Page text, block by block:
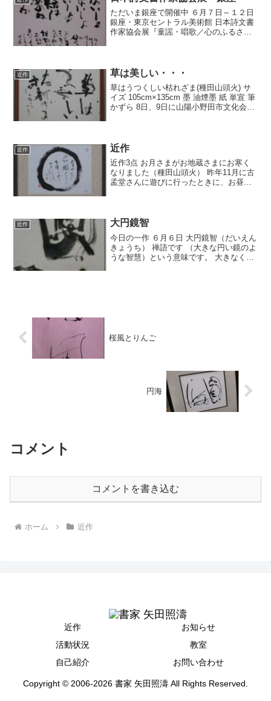
ただいま銀座で開催中 ６月７日～１２日
銀座・東京セントラル美術館 日本詩文書
作家協会展『童謡・唱歌／心のふるさと
ね にこ...
近作 草は美しい・・・
草はうつくしい枯れざま(種田山頭火) サ
イズ 105cm×135cm 墨 油煙墨 紙 単宣 筆
かずら 8日、9日に山陽小野田市文化会館
近作 近作
近作3点 お月さまがお地蔵さまにお寒く
なりました（種田山頭火） 昨年11月に古
孟堂さんに遊びに行ったときに、お昼を
た。 持ち帰...
近作 大円鏡智
今日の一作 ６月６日 大円鏡智（だいえん
きょうち） 禅語です （大きな円い鏡のよ
うな智慧）という意味です。 大きなくも
桜風とりんご
円海
コメント
コメントを書き込む
ホーム 近作
近作
お知らせ
活動状況
教室
自己紹介
お問い合わせ
Copyright © 2006-2026 書家 矢田照濤 All Rights Reserved.